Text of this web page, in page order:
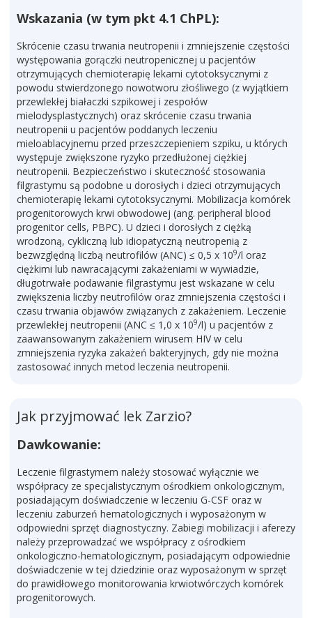
Wskazania (w tym pkt 4.1 ChPL):
Skrócenie czasu trwania neutropenii i zmniejszenie częstości
występowania gorączki neutropenicznej u pacjentów
otrzymujących chemioterapię lekami cytotoksycznymi z
powodu stwierdzonego nowotworu złośliwego (z wyjątkiem
przewlekłej białaczki szpikowej i zespołów
mielodysplastycznych) oraz skrócenie czasu trwania
neutropenii u pacjentów poddanych leczeniu
mieloablacyjnemu przed przeszczepieniem szpiku, u których
występuje zwiększone ryzyko przedłużonej ciężkiej
neutropenii. Bezpieczeństwo i skuteczność stosowania
filgrastymu są podobne u dorosłych i dzieci otrzymujących
chemioterapię lekami cytotoksycznymi. Mobilizacja komórek
progenitorowych krwi obwodowej (ang. peripheral blood
progenitor cells, PBPC). U dzieci i dorosłych z ciężką
wrodzoną, cykliczną lub idiopatyczną neutropenią z
bezwzględną liczbą neutrofilów (ANC) ≤ 0,5 x 109/l oraz
ciężkimi lub nawracającymi zakażeniami w wywiadzie,
długotrwałe podawanie filgrastymu jest wskazane w celu
zwiększenia liczby neutrofilów oraz zmniejszenia częstości i
czasu trwania objawów związanych z zakażeniem. Leczenie
przewlekłej neutropenii (ANC ≤ 1,0 x 109/l) u pacjentów z
zaawansowanym zakażeniem wirusem HIV w celu
zmniejszenia ryzyka zakażeń bakteryjnych, gdy nie można
zastosować innych metod leczenia neutropenii.
Jak przyjmować lek Zarzio?
Dawkowanie:
Leczenie filgrastymem należy stosować wyłącznie we
współpracy ze specjalistycznym ośrodkiem onkologicznym,
posiadającym doświadczenie w leczeniu G-CSF oraz w
leczeniu zaburzeń hematologicznych i wyposażonym w
odpowiedni sprzęt diagnostyczny. Zabiegi mobilizacji i aferezy
należy przeprowadzać we współpracy z ośrodkiem
onkologiczno-hematologicznym, posiadającym odpowiednie
doświadczenie w tej dziedzinie oraz wyposażonym w sprzęt
do prawidłowego monitorowania krwiotwórczych komórek
progenitorowych.